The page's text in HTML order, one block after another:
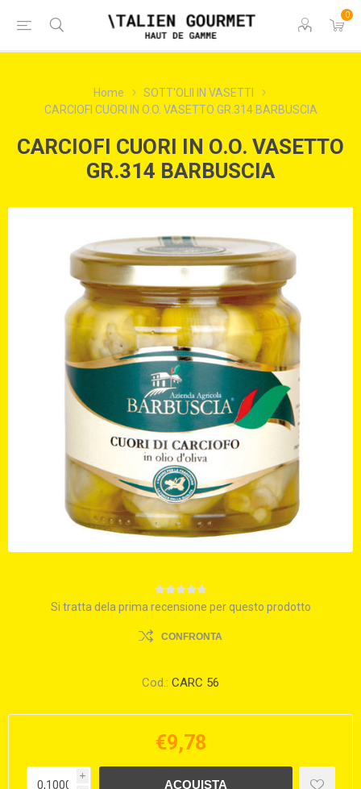
0
Home
SOTT'OLII IN VASETTI
CARCIOFI CUORI IN O.O. VASETTO GR.314 BARBUSCIA
CARCIOFI CUORI IN O.O. VASETTO
GR.314 BARBUSCIA
Si tratta dela prima recensione per questo prodotto
CONFRONTA
Cod.: CARC 56
€9,78
i